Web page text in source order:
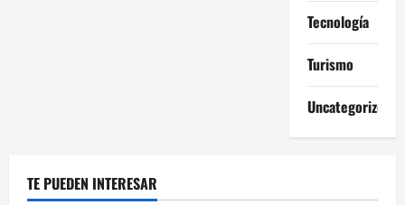
Tecnología
Turismo
Uncategorized
TE PUEDEN INTERESAR